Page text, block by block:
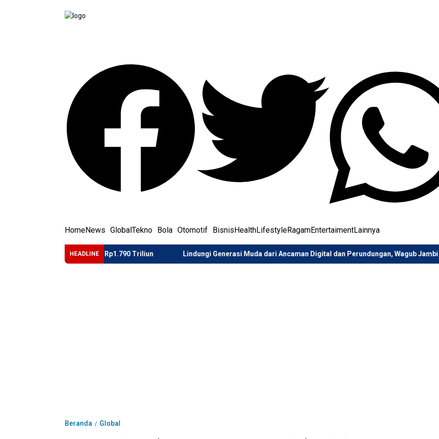
HomeNews Global Tekno Bola Otomotif Bisnis HealthLifestyleRagamEntertaimentLainnya
HEADLINE
Kembalikan Rp1.790 Triliun Lindungi Generasi Muda dari Ancaman Digital dan Perundungan, Wagub Jambi Buka
Beranda / Global